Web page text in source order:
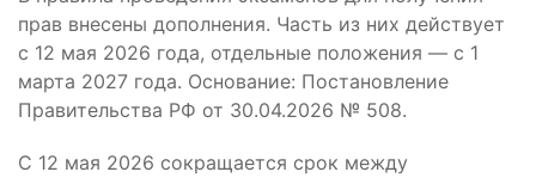
прав внесены дополнения. Часть из них действует
с 12 мая 2026 года, отдельные положения — с 1
марта 2027 года. Основание: Постановление
Правительства РФ от 30.04.2026 № 508.
С 12 мая 2026 сокращается срок между